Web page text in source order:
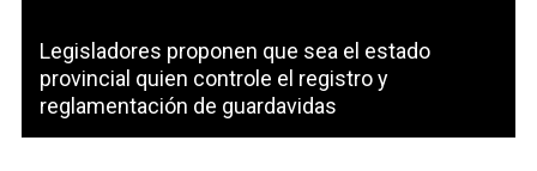
Legisladores proponen que sea el estado
provincial quien controle el registro y
reglamentación de guardavidas